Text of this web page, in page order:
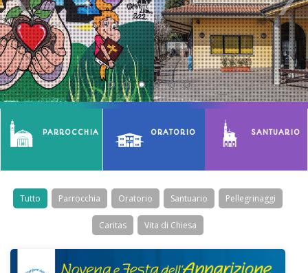
PARROCCHIA ORATORIO SANTUARIO
Tutto Parrocchia Oratorio Santuario Pellegrinaggi
Caritas Vita di Chiesa